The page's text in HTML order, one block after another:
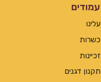
עמודים
עלינו
כשרות
זכיינות
תקנון דגנים